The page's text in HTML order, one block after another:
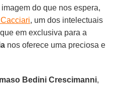
do que nos espera,
, um dos intelectuais
em exclusiva para a
nos oferece uma preciosa e
Bedini Crescimanni,